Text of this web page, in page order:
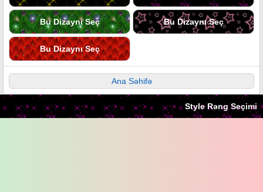
Bu Dizaynı Seç Bu Dizaynı Seç
Bu Dizaynı Seç
Ana Səhifə
Style Rəng Seçimi